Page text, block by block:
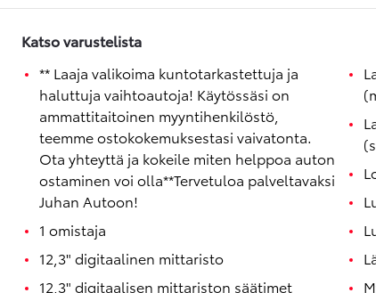
Katso varustelista
** Laaja valikoima kuntotarkastettuja ja
haluttuja vaihtoautoja! Käytössäsi on
ammattitaitoinen myyntihenkilöstö,
teemme ostokokemuksestasi vaivatonta.
Ota yhteyttä ja kokeile miten helppoa auton
ostaminen voi olla**Tervetuloa palveltavaksi
Juhan Autoon!
1 omistaja
12,3" digitaalinen mittaristo
12,3" digitaalisen mittariston säätimet